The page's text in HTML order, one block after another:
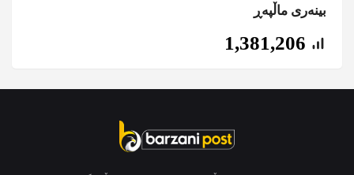
بینەری ماڵپەڕ
1,381,206